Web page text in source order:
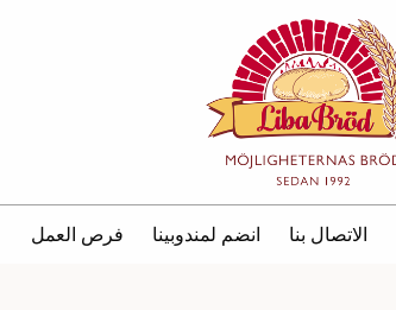
الاتصال بنا انضم لمندوبينا فرص العمل